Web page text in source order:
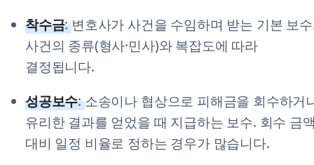
착수금:변호사가 사건을 수임하며 받는 기본 보
사건의 종류(형사·민사)와 복잡도에 따라
결정됩니다.
성공보수:소송이나 협상으로 피해금을 회수하거
유리한 결과를 얻었을 때 지급하는 보수. 회수 금
대비 일정 비율로 정하는 경우가 많습니다.